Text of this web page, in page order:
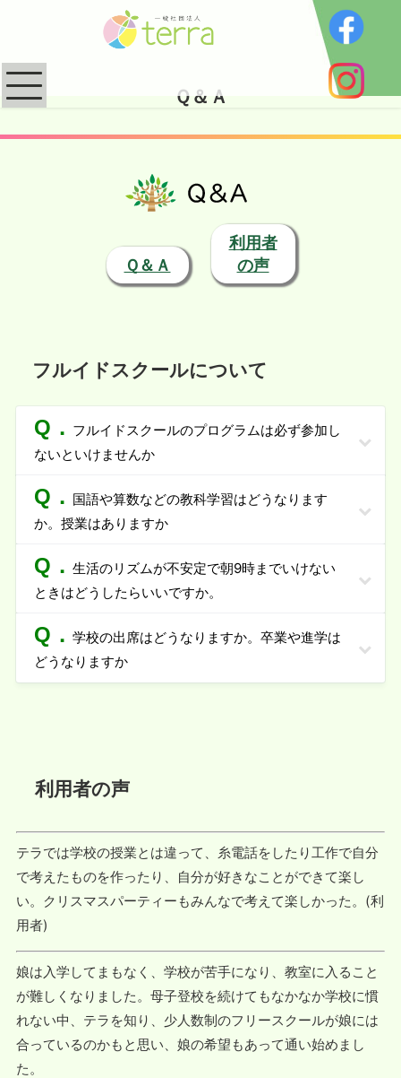
Ｑ＆Ａ
Ｑ＆Ａ
利用者
の声
フルイドスクールについて
Q． フルイドスクールのプログラムは必ず参加し
ないといけませんか
Q． 国語や算数などの教科学習はどうなります
か。授業はありますか
Q． 生活のリズムが不安定で朝9時までいけない
ときはどうしたらいいですか。
Q． 学校の出席はどうなりますか。卒業や進学は
どうなりますか
利用者の声
テラでは学校の授業とは違って、糸電話をしたり工作で自分
で考えたものを作ったり、自分が好きなことができて楽し
い。クリスマスパーティーもみんなで考えて楽しかった。(利
用者)
娘は入学してまもなく、学校が苦手になり、教室に入ること
が難しくなりました。母子登校を続けてもなかなか学校に慣
れない中、テラを知り、少人数制のフリースクールが娘には
合っているのかもと思い、娘の希望もあって通い始めまし
た。